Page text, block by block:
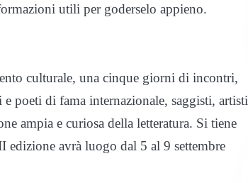
utili per goderselo appieno.
culturale, una cinque giorni di incontri,
poeti di fama internazionale, saggisti, artisti
ampia e curiosa della letteratura. Si tiene
avrà luogo dal 5 al 9 settembre